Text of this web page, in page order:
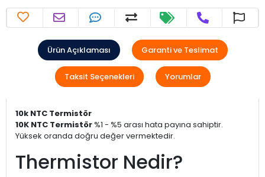
Ürün Açıklaması Garanti ve Teslimat
Taksit Seçenekleri Yorumlar
10k NTC Termistör
10K NTC Termistör %1 - %5 arası hata payına sahiptir.
Yüksek oranda doğru değer vermektedir.
Thermistor Nedir?